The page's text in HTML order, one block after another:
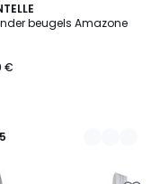
beugels Amazone
€